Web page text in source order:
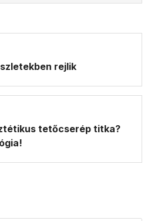
rejlik
tetőcserép titka?